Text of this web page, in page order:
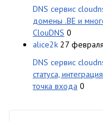
DNS сервис
домены .BE и
ClouDNS 0
alice2k 27
DNS сервис
статуса,
точка входа 0